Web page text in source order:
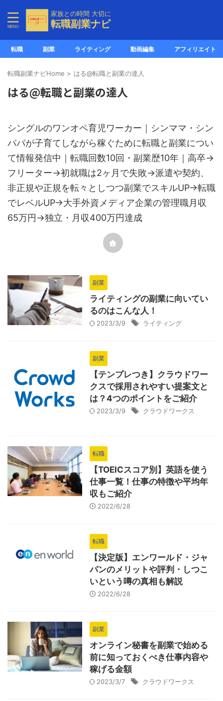
家族との時間 大切に
転職副業ナビ
転職 副業 ライティング 動画編集 アフィリエイト
転職副業ナビHome > はる@転職と副業の達人
はる@転職と副業の達人
シングルのワンオペ育児ワーカー｜シンママ・シン
パパが子育てしながら稼ぐために転職と副業につい
て情報発信中｜転職回数10回・副業歴10年｜高卒→
フリーター→初就職は2ヶ月で失敗→派遣や契約、
非正規や正規を転々としつつ副業でスキルUP→転職
でレベルUP→大手外資メディア企業の管理職月収
65万円→独立・月収400万円達成
副業
ライティングの副業に向いてい
るのはこんな人！
2023/3/9 ライティング
副業
【テンプレつき】クラウドワー
クスで採用されやすい提案文と
は？4つのポイントをご紹介
2023/3/9 クラウドワークス
転職
【TOEICスコア別】英語を使う
仕事一覧！仕事の特徴や平均年
収もご紹介
2022/6/28
転職
【決定版】エンワールド・ジャ
パンのメリットや評判・しつこ
いという噂の真相も解説
2022/6/28
副業
オンライン秘書を副業で始める
前に知っておくべき仕事内容や
稼げる金額
2023/3/7 クラウドワークス